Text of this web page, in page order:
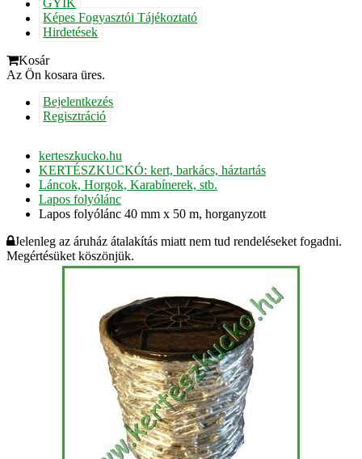
GYIK
Képes Fogyasztói Tájékoztató
Hirdetések
Kosár
Az Ön kosara üres.
Bejelentkezés
Regisztráció
kerteszkucko.hu
KERTÉSZKUCKÓ: kert, barkács, háztartás
Láncok, Horgok, Karabínerek, stb.
Lapos folyólánc
Lapos folyólánc 40 mm x 50 m, horganyzott
Jelenleg az áruház átalakítás miatt nem tud rendeléseket fogadni.
Megértésüket köszönjük.